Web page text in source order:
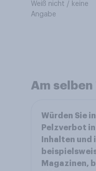
Weiß nicht / keine
Angabe
Am
Würden Sie
Pelzverbot
Inhalten und
Magazinen,